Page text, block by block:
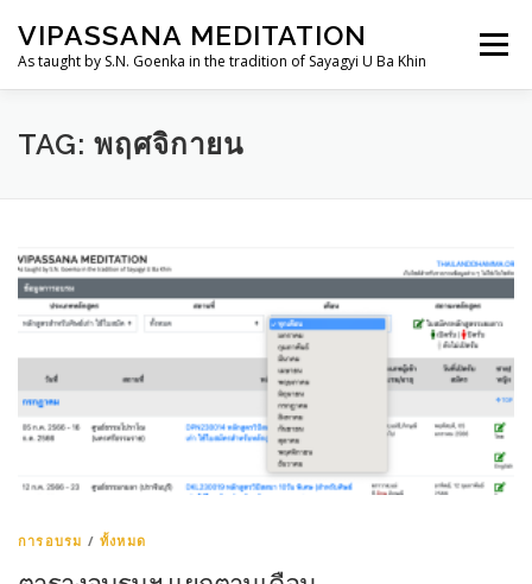
content
VIPASSANA MEDITATION
As taught by S.N. Goenka in the tradition of Sayagyi U Ba Khin
Menu
THAILANDDHAMMA.ORG
ประวัติ ศูนย์ฯ/สถานที่
TH
TAG: พฤศจิกายน
การอบรม /ทั้งหมด